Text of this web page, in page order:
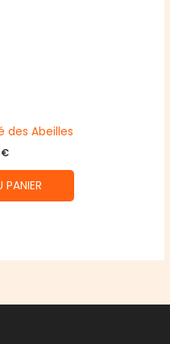
des Abeilles
€
PANIER